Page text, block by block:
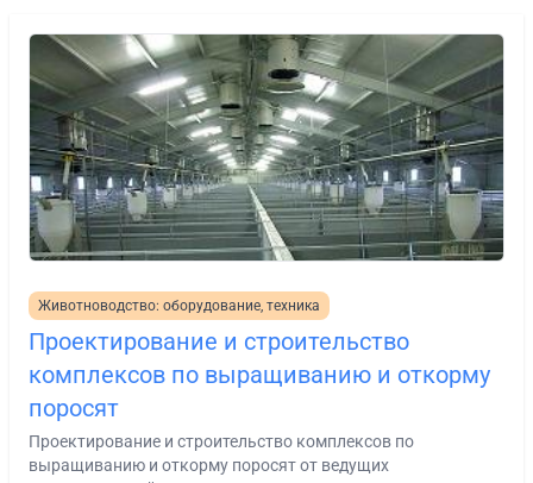
Животноводство: оборудование, техника
Проектирование и строительство
комплексов по выращиванию и откорму
поросят
Проектирование и строительство комплексов по
выращиванию и откорму поросят от ведущих